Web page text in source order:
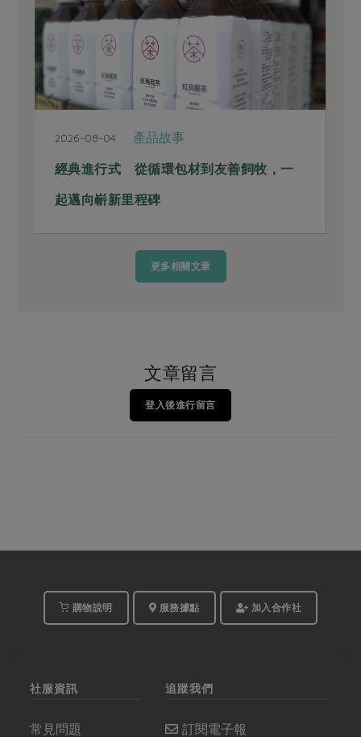
2026-08-04 產品故事
經典進行式 從循環包材到友善飼牧，一
起邁向嶄新里程碑
更多相關文章
文章留言
登入後進行留言
購物說明 服務據點 加入合作社
社服資訊
常見問題
追蹤我們
訂閱電子報